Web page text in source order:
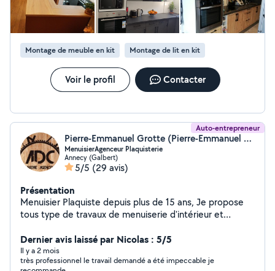
Montage de meuble en kit Montage de lit en kit
Voir le profil Contacter
Auto-entrepreneur
Pierre-Emmanuel Grotte (Pierre-Emmanuel Grotte)
MenuisierAgenceur Plaquisterie
Annecy (Galbert)
5/5 (29 avis)
Présentation
Menuisier Plaquiste depuis plus de 15 ans, Je propose
tous type de travaux de menuiserie d'intérieur et
chassis/porte terrasse bois etc). Je fabrique également
des meubles, plans de travail sur mesure en massif. Ainsi
que l'implatation, ferraillage, lainage, placage et enduits
Dernier avis laissé par Nicolas : 5/5
Il y a 2 mois
très professionnel le travail demandé a été impeccable je